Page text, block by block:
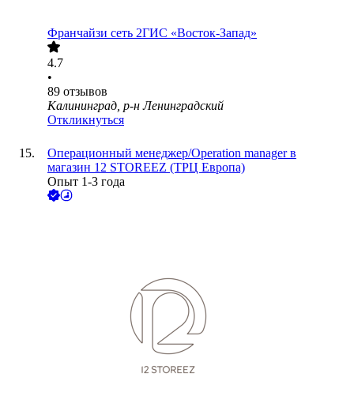
Франчайзи сеть 2ГИС «Восток-Запад»
4.7
•
89 отзывов
Калининград, р-н Ленинградский
Откликнуться
Операционный менеджер/Operation manager в
магазин 12 STOREEZ (ТРЦ Европа)
Опыт 1-3 года